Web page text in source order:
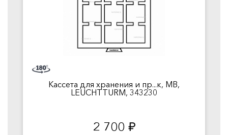
Кассета для хранения и пр...к, MB,
LEUCHTTURM, 343230
2 700 руб.